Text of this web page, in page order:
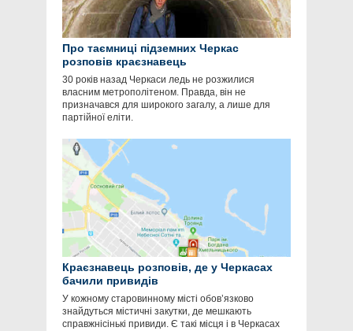
Про таємниці підземних Черкас
розповів краєзнавець
30 років назад Черкаси ледь не розжилися
власним метрополітеном. Правда, він не
призначався для широкого загалу, а лише для
партійної еліти.
Краєзнавець розповів, де у Черкасах
бачили привидів
У кожному старовинному місті обов’язково
знайдуться містичні закутки, де мешкають
справжнісінькі привиди. Є такі місця і в Черкасах